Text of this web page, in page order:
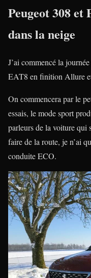
Peugeot 308 et
dans la neige
J’ai commencé la
EAT8 en finition Allure
On commencera par le
essais, le mode sport
parleurs de la voiture qui
faire de la route, je n’ai
conduite ECO.